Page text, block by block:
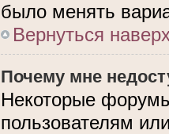
было менять
Вернуться
Почему мне
Некоторые
пользователям